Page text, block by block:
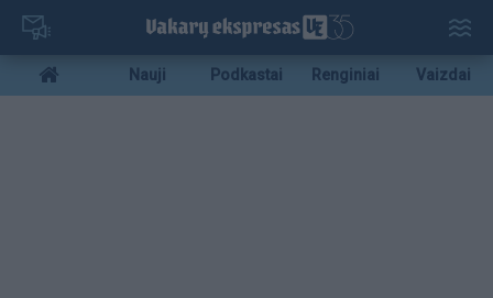
Pereiti
pagrindinį
turinį
Mobile
menu
Nauji Podkastai Renginiai Vaizdai